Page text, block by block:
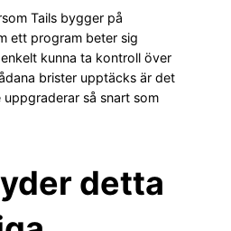
Tails bygger på
ett program beter sig
kunna ta kontroll över
brister upptäcks är det
så snart som
detta